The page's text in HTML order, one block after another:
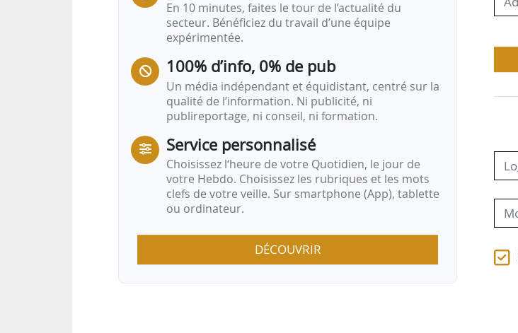
En 10 minutes, faites le tour de l’actualité du
secteur. Bénéficiez du travail d’une équipe
expérimentée.
100% d’info, 0% de pub
Un média indépendant et équidistant, centré sur la
qualité de l’information. Ni publicité, ni
publireportage, ni conseil, ni formation.
Service personnalisé
Choisissez l‘heure de votre Quotidien, le jour de
votre Hebdo. Choisissez les rubriques et les mots
clefs de votre veille. Sur smartphone (App), tablette
ou ordinateur.
DÉCOUVRIR